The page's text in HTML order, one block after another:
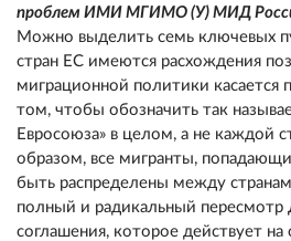
проблем ИМИ МГИМО (У) МИД
Можно выделить семь ключевых
стран ЕС имеются расхождения
миграционной политики
том, чтобы обозначить так
Евросоюза» в целом, а не каждой
образом, все мигранты,
быть распределены между
полный и радикальный пересмотр
соглашения, которое действует